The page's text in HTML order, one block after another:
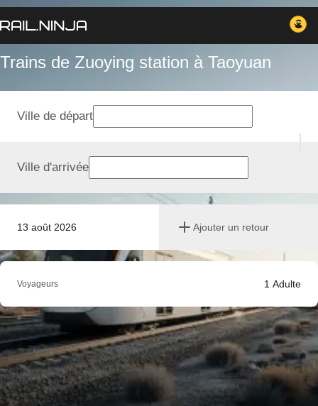
Trains de Zuoying station à Taoyuan
13 août 2026 Ajouter un retour
Ville de départ
Ville d'arrivée
Voyageurs 1 Adulte